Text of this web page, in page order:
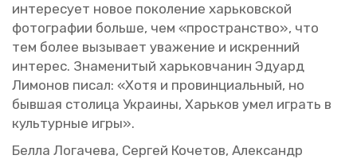
ин­те­ре­су­ет новое по­ко­ле­ние харь­ков­ской
фо­то­гра­фии боль­ше, чем «про­стран­ство», что
тем более вы­зы­ва­ет ува­же­ние и ис­крен­ний
ин­те­рес. Зна­ме­ни­тый харь­ков­ча­нин Эду­ард
Ли­мо­нов писал: «Хотя и про­вин­ци­аль­ный, но
быв­шая сто­ли­ца Укра­и­ны, Харь­ков умел иг­рать в
куль­тур­ные игры».
Белла Ло­га­че­ва, Сер­гей Ко­че­тов, Алек­сандр